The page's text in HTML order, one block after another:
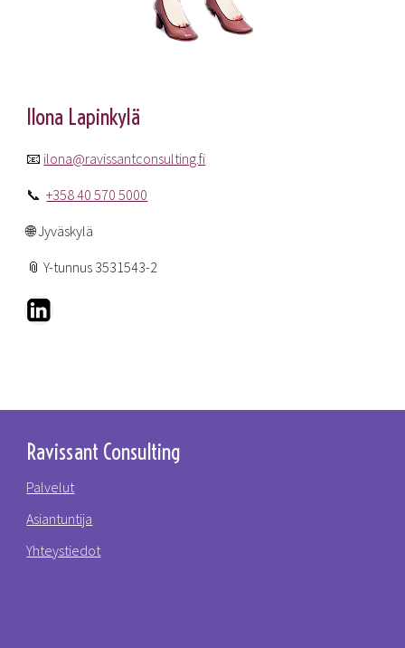
Ilona Lapinkylä
📧 ilona@ravissantconsulting.fi
📞+358 40 570 5000
🌐 Jyväskylä
📎 Y-tunnus 3531543-2
Ravissant Consulting
Palvelut
Asiantuntija
Yhteystiedot